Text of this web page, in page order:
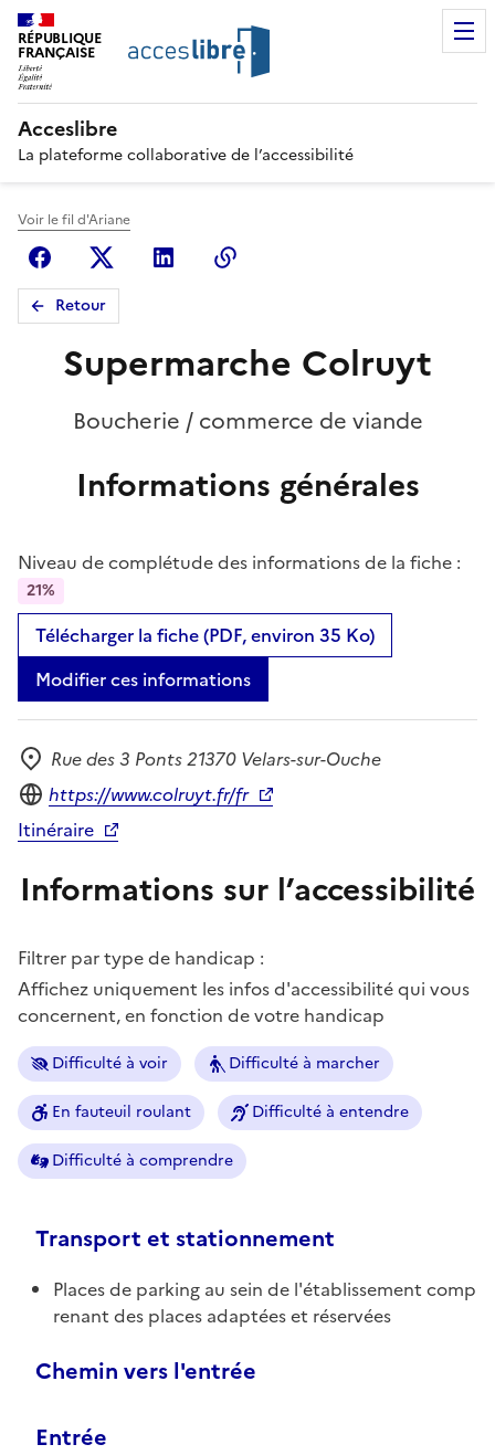
RÉPUBLIQUE
FRANÇAISE
Acceslibre
La plateforme collaborative de l’accessibilité
Voir le fil d'Ariane
FacebookX (anciennement Twitter)
Linkedin
Retour
Supermarche Colruyt
Boucherie / commerce de viande
Informations générales
Niveau de complétude des informations de la fiche :
21%
Télécharger la fiche (PDF, environ 35 Ko)
Modifier ces informations
Adresse
Rue des 3 Ponts 21370 Velars-sur-Ouche
Site internet
https://www.colruyt.fr/fr
Itinéraire
Informations sur l’accessibilité
Filtrer par type de handicap :
Affichez uniquement les infos d'accessibilité qui vous
concernent, en fonction de votre handicap
Difficulté à voir Difficulté à marcher
En fauteuil roulant Difficulté à entendre
Difficulté à comprendre
Transport et stationnement
Places de parking au sein de l'établissement comp
renant des places adaptées et réservées
Chemin vers l'entrée
Entrée